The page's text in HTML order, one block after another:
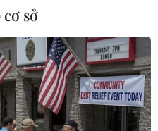
khi người biểu
biên giới
xế xe tải và nông dân Ba
của Ukraine không
sở